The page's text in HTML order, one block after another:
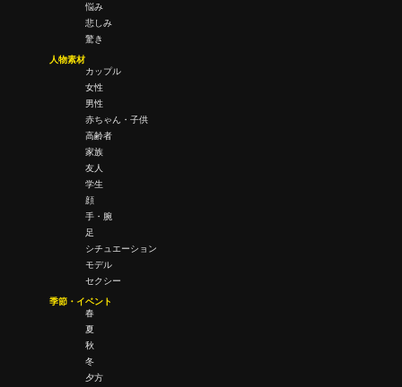
悩み
悲しみ
驚き
人物素材
カップル
女性
男性
赤ちゃん・子供
高齢者
家族
友人
学生
顔
手・腕
足
シチュエーション
モデル
セクシー
季節・イベント
春
夏
秋
冬
夕方